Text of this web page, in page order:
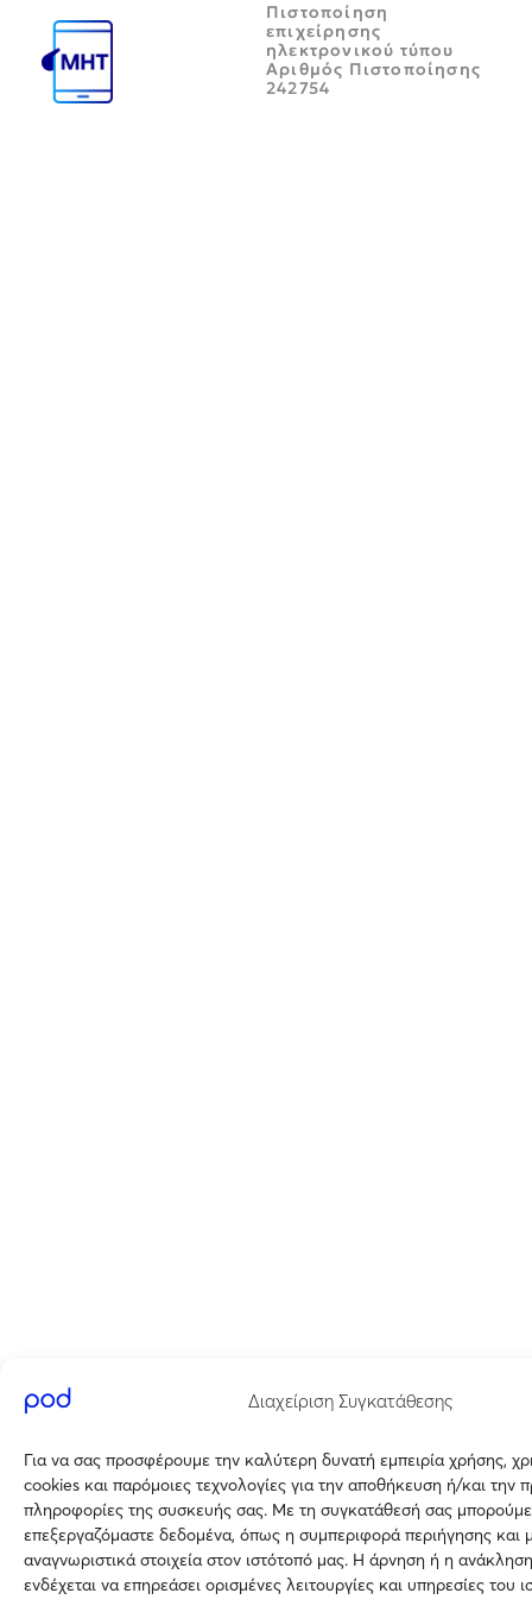
Διαχείριση Συγκατάθεσης
Για να σας προσφέρουμε την καλύτερη δυνατή εμπειρία χρήσης,
cookies και παρόμοιες τεχνολογίες για την αποθήκευση ή/και την
πληροφορίες της συσκευής σας. Με τη συγκατάθεσή σας
επεξεργαζόμαστε δεδομένα, όπως η συμπεριφορά περιήγησης και
αναγνωριστικά στοιχεία στον ιστότοπό μας. Η άρνηση ή η
ενδέχεται να επηρεάσει ορισμένες λειτουργίες και υπηρεσίες του
Πιστοποίηση
επιχείρησης
ηλεκτρονικού τύπου
Αριθμός Πιστοποίησης
242754